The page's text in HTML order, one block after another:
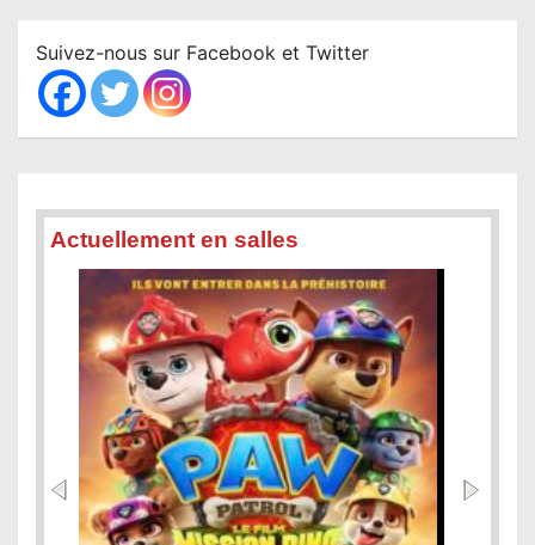
c
h
Suivez-nous sur Facebook et Twitter
Actuellement en salles